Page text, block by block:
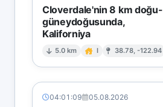
Cloverdale'nin 8 km doğu-
güneydoğusunda,
Kaliforniya
5.0 km I 38.78, -122.94
04:01:09 05.08.2026